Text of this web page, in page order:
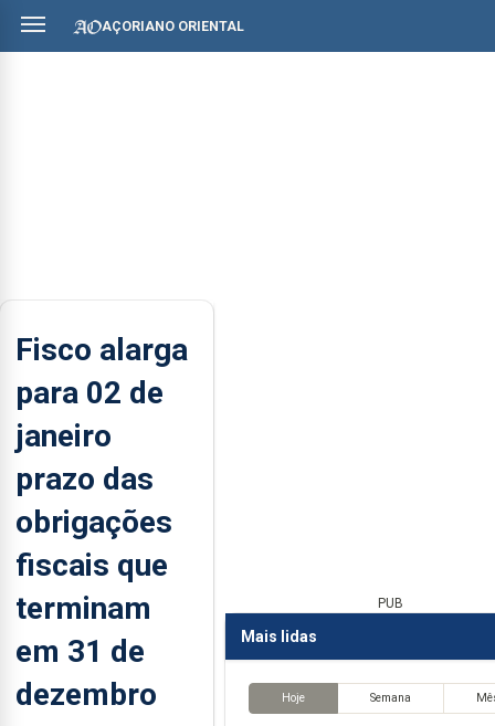
AÇORIANO ORIENTAL
Fisco alarga
para 02 de
janeiro
prazo das
obrigações
fiscais que
terminam
em 31 de
dezembro
PUB
Mais lidas
Hoje Semana